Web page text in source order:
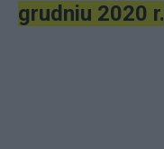
grudniu 2020 r.